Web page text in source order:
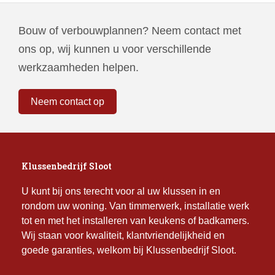
Bouw of verbouwplannen? Neem contact met
ons op, wij kunnen u voor verschillende
werkzaamheden helpen.
Neem contact op
Klussenbedrijf Sloot
U kunt bij ons terecht voor al uw klussen in en
rondom uw woning. Van timmerwerk, installatie werk
tot en met het installeren van keukens of badkamers.
Wij staan voor kwaliteit, klantvriendelijkheid en
goede garanties, welkom bij Klussenbedrijf Sloot.